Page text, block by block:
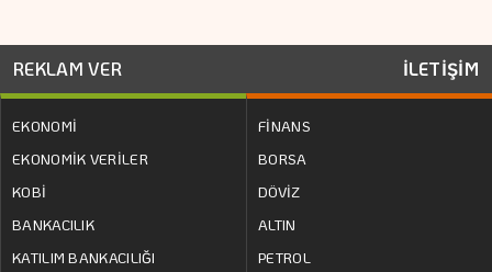
REKLAM VER İLETİŞİM
EKONOMİ
EKONOMİK VERİLER
KOBİ
BANKACILIK
KATILIM BANKACILIĞI
FİNANS
BORSA
DÖVİZ
ALTIN
PETROL